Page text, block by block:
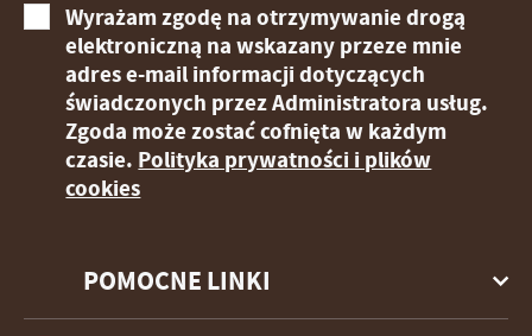
POMOCNE LINKI
Wyrażam zgodę na otrzymywanie drogą
elektroniczną na wskazany przeze mnie
adres e-mail informacji dotyczących
świadczonych przez Administratora usług.
Zgoda może zostać cofnięta w każdym
czasie. Polityka prywatności i plików
cookies